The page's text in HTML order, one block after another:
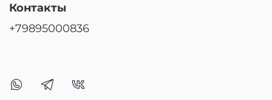
Контакты
+79895000836